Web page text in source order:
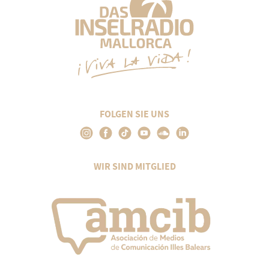
FOLGEN SIE UNS
WIR SIND MITGLIED